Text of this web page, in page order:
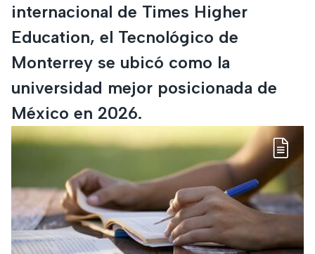
internacional de Times Higher
Education, el Tecnológico de
Monterrey se ubicó como la
universidad mejor posicionada de
México en 2026.